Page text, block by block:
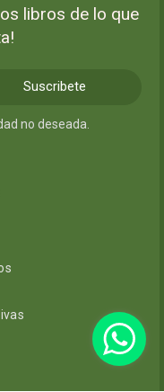
libros de lo que
Suscribete
no deseada.